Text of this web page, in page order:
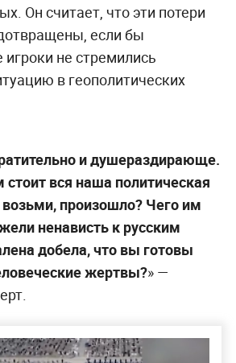
Он считает, что эти потери
если бы
не стремились
в геополитических
и душераздирающе.
стоит вся наша политическая
возьми, произошло? Чего им
ненависть к русским
добела, что вы готовы
жертвы?» —